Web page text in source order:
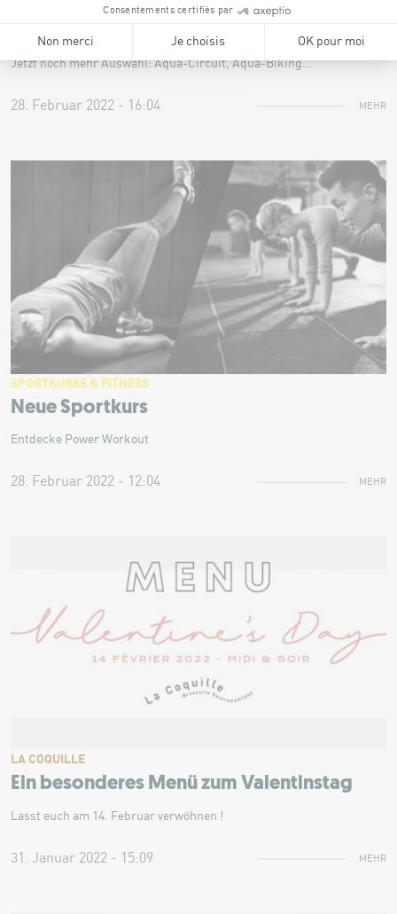
Neue Kurse, neue Zeiten
CENTRE AQUATIQUE
Jetzt noch mehr Auswahl: Aqua-Circuit, Aqua-Biking...
28. Februar 2022 - 16:04 MEHR
Neue Sportkurs
SPORTKURSE & FITNESS
Entdecke Power Workout
28. Februar 2022 - 12:04 MEHR
Ein besonderes Menü zum Valentinstag
LA COQUILLE
Lasst euch am 14. Februar verwöhnen !
31. Januar 2022 - 15:09 MEHR